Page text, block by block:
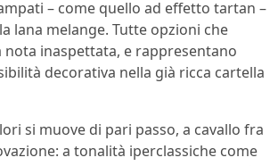
– come quello ad effetto tartan –
lana melange. Tutte opzioni che
inaspettata, e rappresentano
decorativa nella già ricca cartella
si muove di pari passo, a cavallo fra
a tonalità iperclassiche come